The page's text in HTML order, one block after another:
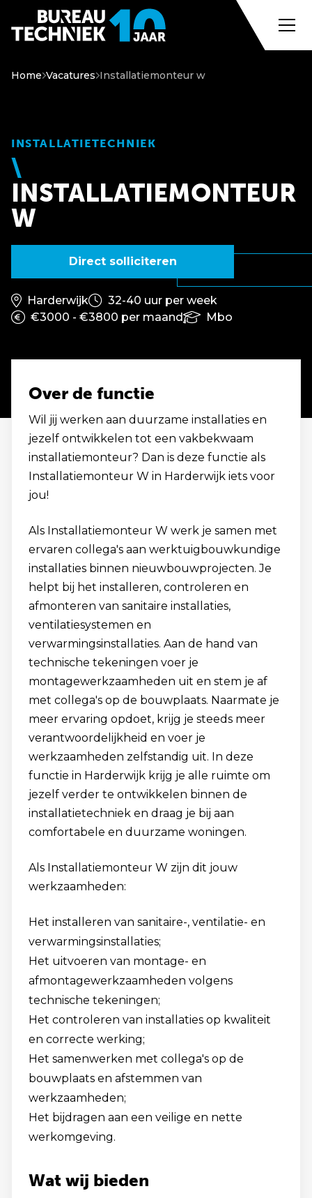
Home Vacatures Installatiemonteur w
INSTALLATIETECHNIEK
INSTALLATIEMONTEUR
W
Direct solliciteren
Harderwijk
32-40 uur per week
€3000 - €3800 per maand
Mbo
Over de functie
Wil jij werken aan duurzame installaties en
jezelf ontwikkelen tot een vakbekwaam
installatiemonteur? Dan is deze functie als
Installatiemonteur W in Harderwijk iets voor
jou!
Als Installatiemonteur W werk je samen met
ervaren collega's aan werktuigbouwkundige
installaties binnen nieuwbouwprojecten. Je
helpt bij het installeren, controleren en
afmonteren van sanitaire installaties,
ventilatiesystemen en
verwarmingsinstallaties. Aan de hand van
technische tekeningen voer je
montagewerkzaamheden uit en stem je af
met collega's op de bouwplaats. Naarmate je
meer ervaring opdoet, krijg je steeds meer
verantwoordelijkheid en voer je
werkzaamheden zelfstandig uit. In deze
functie in Harderwijk krijg je alle ruimte om
jezelf verder te ontwikkelen binnen de
installatietechniek en draag je bij aan
comfortabele en duurzame woningen.
Als Installatiemonteur W zijn dit jouw
werkzaamheden:
Het installeren van sanitaire-, ventilatie- en
verwarmingsinstallaties;
Het uitvoeren van montage- en
afmontagewerkzaamheden volgens
technische tekeningen;
Het controleren van installaties op kwaliteit
en correcte werking;
Het samenwerken met collega's op de
bouwplaats en afstemmen van
werkzaamheden;
Het bijdragen aan een veilige en nette
werkomgeving.
Wat wij bieden